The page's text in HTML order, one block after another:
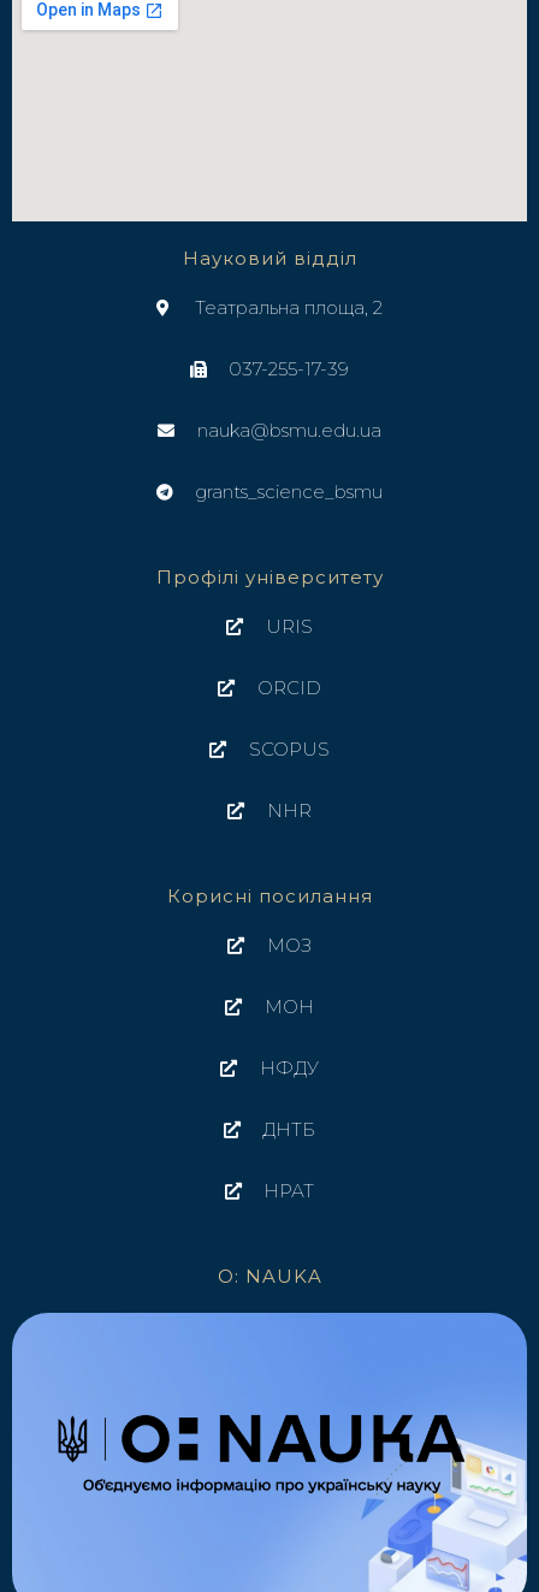
Науковий відділ
Театральна площа, 2
037-255-17-39
nauka@bsmu.edu.ua
grants_science_bsmu
Профілі університету
URIS
ORCID
SCOPUS
NHR
Корисні посилання
МОЗ
МОН
НФДУ
ДНТБ
НРАТ
O: NAUKA